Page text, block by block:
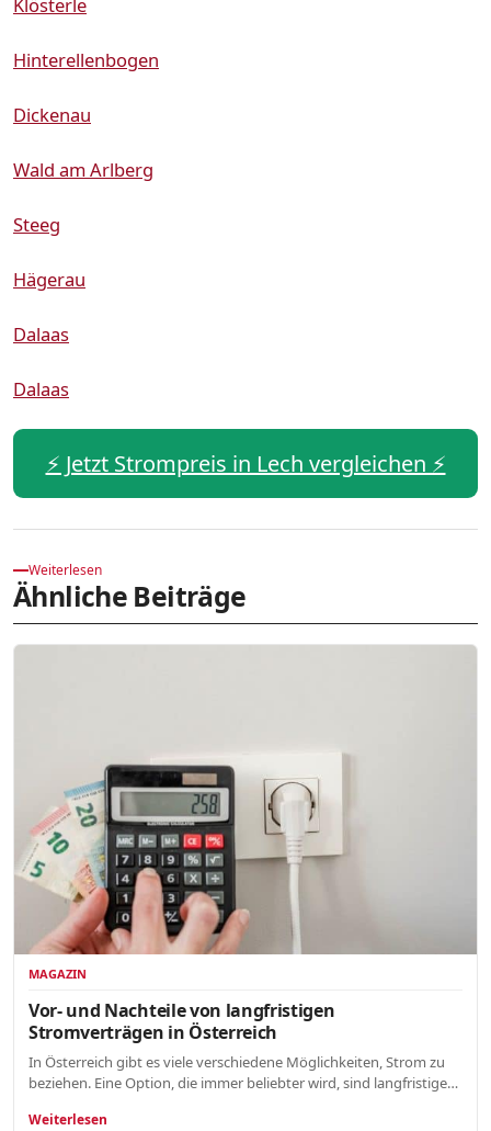
Hinterellenbogen
Dickenau
Wald am Arlberg
Steeg
Hägerau
Dalaas
Dalaas
⚡️ Jetzt Strompreis in Lech vergleichen ⚡️
Weiterlesen
Ähnliche Beiträge
MAGAZIN
Vor- und Nachteile von langfristigen
Stromverträgen in Österreich
In Österreich gibt es viele verschiedene Möglichkeiten, Strom zu
beziehen. Eine Option, die immer beliebter wird, sind langfristige…
Weiterlesen